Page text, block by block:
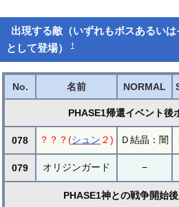
出現する敵（いずれもボスあるいは
として登場）†
No. 名前 NORMAL
PHASE1帰還イベント後
078 ？？？(シュン ２) Ｄ結晶：闇
079 オリジンガード −
PHASE1神との戦争開始